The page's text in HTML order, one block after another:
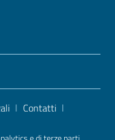
| Contatti |